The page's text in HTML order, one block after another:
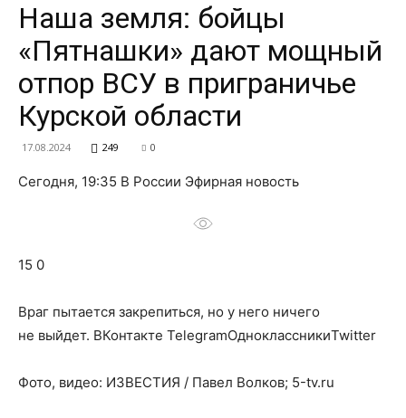
о
Наша земля: бойцы
«Пятнашки» дают мощный
отпор ВСУ в приграничье
Курской области
17.08.2024 249 0
Сегодня, 19:35 В России Эфирная новость
15 0
Враг пытается закрепиться, но у него ничего
не выйдет. ВКонтакте TelegramОдноклассникиTwitter
Фото, видео: ИЗВЕСТИЯ / Павел Волков; 5-tv.ru